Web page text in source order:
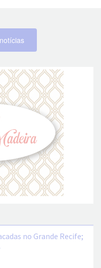
no Grande Recife;